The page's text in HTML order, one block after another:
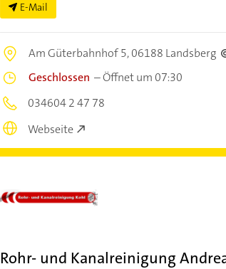
E-Mail
Am Güterbahnhof 5,06188 Landsberg
Geschlossen –Öffnet um 07:30
034604 2 47 78
Webseite
Rohr- und Kanalreinigung